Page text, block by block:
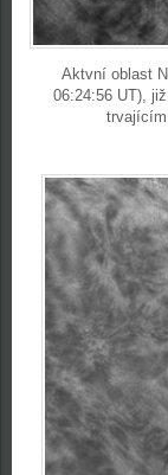
Aktvní oblast
06:24:56 UT),
trvajícím